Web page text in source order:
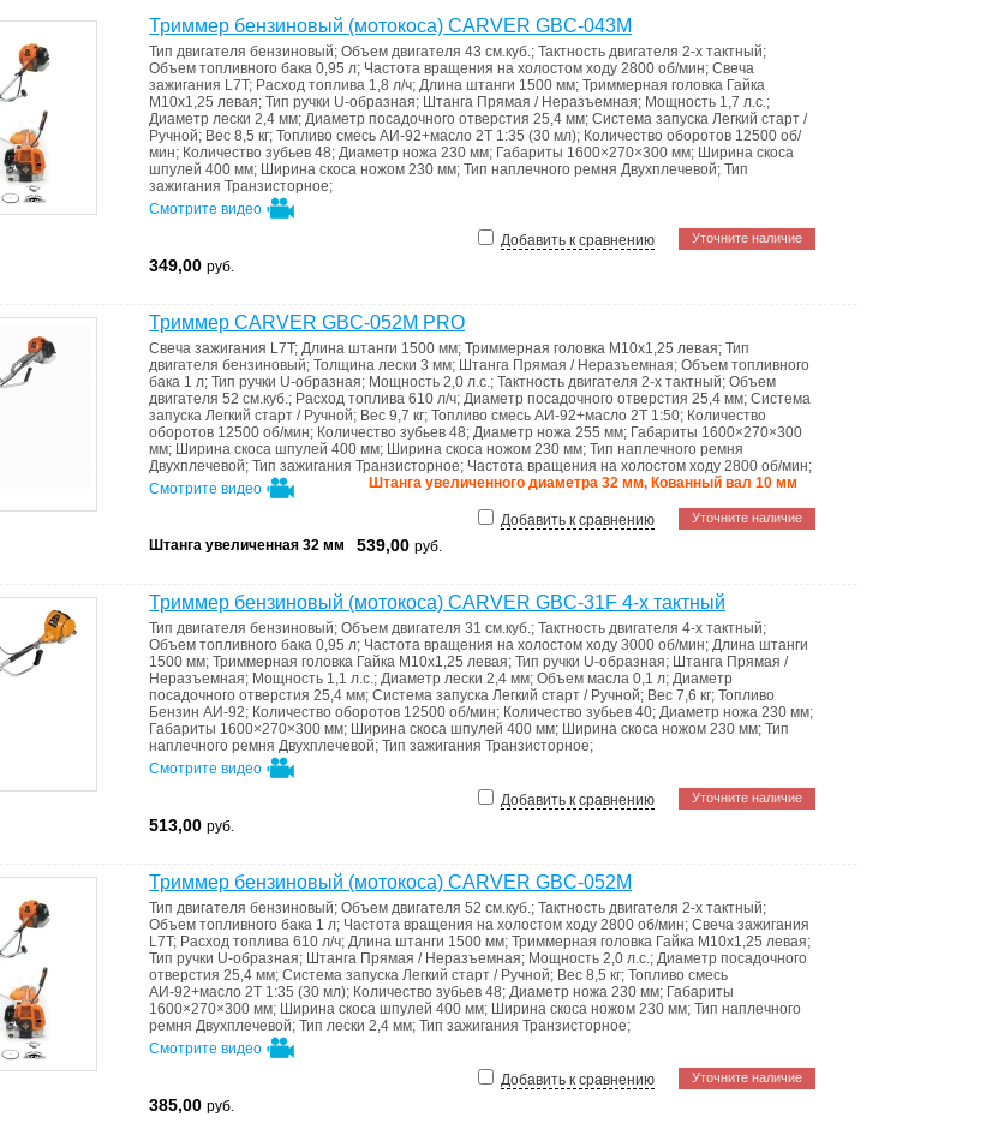
Триммер бензиновый (мотокоса) CARVER GBC-043M
Тип двигателя бензиновый; Объем двигателя 43 см.куб.; Тактность двигателя 2-х тактный;
Объем топливного бака 0,95 л; Частота вращения на холостом ходу 2800 об/мин; Свеча
зажигания L7T; Расход топлива 1,8 л/ч; Длина штанги 1500 мм; Триммерная головка Гайка
М10x1,25 левая; Тип ручки U-образная; Штанга Прямая / Неразъемная; Мощность 1,7 л.с.;
Диаметр лески 2,4 мм; Диаметр посадочного отверстия 25,4 мм; Система запуска Легкий старт /
Ручной; Вес 8,5 кг; Топливо смесь АИ-92+масло 2Т 1:35 (30 мл); Количество оборотов 12500 об/
мин; Количество зубьев 48; Диаметр ножа 230 мм; Габариты 1600×270×300 мм; Ширина скоса
шпулей 400 мм; Ширина скоса ножом 230 мм; Тип наплечного ремня Двухплечевой; Тип
зажигания Транзисторное;
Смотрите видео
Уточните наличие
Добавить к сравнению
349,00 руб.
Триммер CARVER GBC-052M PRO
Свеча зажигания L7T; Длина штанги 1500 мм; Триммерная головка М10x1,25 левая; Тип
двигателя бензиновый; Толщина лески 3 мм; Штанга Прямая / Неразъемная; Объем топливного
бака 1 л; Тип ручки U-образная; Мощность 2,0 л.c.; Тактность двигателя 2-х тактный; Объем
двигателя 52 см.куб.; Расход топлива 610 л/ч; Диаметр посадочного отверстия 25,4 мм; Система
запуска Легкий старт / Ручной; Вес 9,7 кг; Топливо смесь АИ-92+масло 2Т 1:50; Количество
оборотов 12500 об/мин; Количество зубьев 48; Диаметр ножа 255 мм; Габариты 1600×270×300
мм; Ширина скоса шпулей 400 мм; Ширина скоса ножом 230 мм; Тип наплечного ремня
Двухплечевой; Тип зажигания Транзисторное; Частота вращения на холостом ходу 2800 об/мин;
Штанга увеличенного диаметра 32 мм, Кованный вал 10 мм
Смотрите видео
Уточните наличие
Добавить к сравнению
Штанга увеличенная 32 мм
539,00 руб.
Триммер бензиновый (мотокоса) CARVER GBC-31F 4-х тактный
Тип двигателя бензиновый; Объем двигателя 31 см.куб.; Тактность двигателя 4-х тактный;
Объем топливного бака 0,95 л; Частота вращения на холостом ходу 3000 об/мин; Длина штанги
1500 мм; Триммерная головка Гайка М10x1,25 левая; Тип ручки U-образная; Штанга Прямая /
Неразъемная; Мощность 1,1 л.c.; Диаметр лески 2,4 мм; Объем масла 0,1 л; Диаметр
посадочного отверстия 25,4 мм; Система запуска Легкий старт / Ручной; Вес 7,6 кг; Топливо
Бензин АИ-92; Количество оборотов 12500 об/мин; Количество зубьев 40; Диаметр ножа 230 мм;
Габариты 1600×270×300 мм; Ширина скоса шпулей 400 мм; Ширина скоса ножом 230 мм; Тип
наплечного ремня Двухплечевой; Тип зажигания Транзисторное;
Смотрите видео
Уточните наличие
Добавить к сравнению
513,00 руб.
Триммер бензиновый (мотокоса) CARVER GBC-052M
Тип двигателя бензиновый; Объем двигателя 52 см.куб.; Тактность двигателя 2-х тактный;
Объем топливного бака 1 л; Частота вращения на холостом ходу 2800 об/мин; Свеча зажигания
L7T; Расход топлива 610 л/ч; Длина штанги 1500 мм; Триммерная головка Гайка М10x1,25 левая;
Тип ручки U-образная; Штанга Прямая / Неразъемная; Мощность 2,0 л.c.; Диаметр посадочного
отверстия 25,4 мм; Система запуска Легкий старт / Ручной; Вес 8,5 кг; Топливо смесь
АИ-92+масло 2Т 1:35 (30 мл); Количество зубьев 48; Диаметр ножа 230 мм; Габариты
1600×270×300 мм; Ширина скоса шпулей 400 мм; Ширина скоса ножом 230 мм; Тип наплечного
ремня Двухплечевой; Тип лески 2,4 мм; Тип зажигания Транзисторное;
Смотрите видео
Уточните наличие
Добавить к сравнению
385,00 руб.